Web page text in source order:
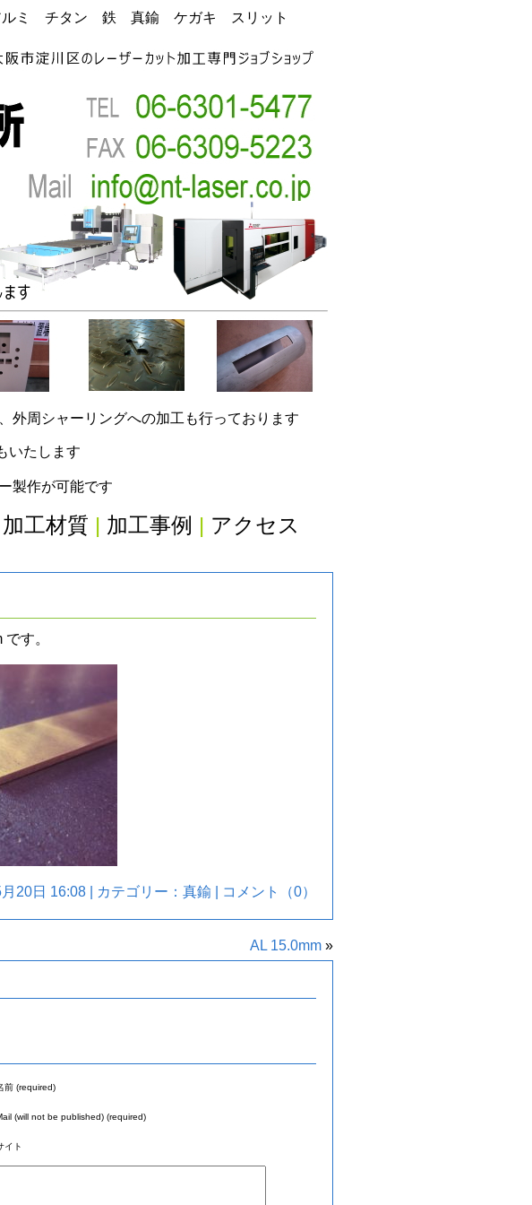
ルミ チタン 鉄 真鍮 ケガキ スリット
外周シャーリングへの加工も行っております
いたします
製作が可能です
加工材質 | 加工事例 | アクセス
す。
20日 16:08 | カテゴリー： 真鍮 コメント（0）
AL 15.0mm »
前 (required)
(will not be published) (required)
イト